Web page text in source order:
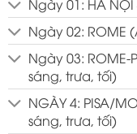
Ngày 01: HÀ NỘI
Ngày 02: ROME
Ngày 03: ROME-
sáng, trưa, tối)
NGÀY 4: PISA/
sáng, trưa, tối)